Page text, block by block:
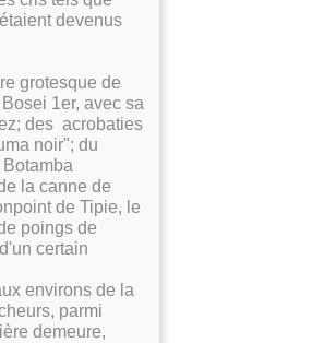
devenus
grotesque de
1er, avec sa
des acrobaties
noir"; du
la canne de
de Tipie, le
poings de
certain
environs de la
parmi
demeure,